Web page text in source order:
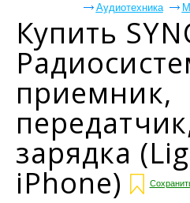
Аудиотехника
Купить
приемник,
зарядка
iPhone)